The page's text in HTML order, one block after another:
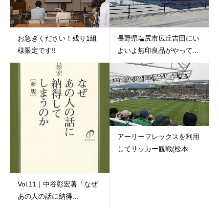
お急ぎください！残り1組
様限定です!!
長野県塩尻市広丘吉田にい
よいよ無印良品がやって...
Vol.11｜中谷彰宏著「なぜ
あの人の話に納得...
アーリーフレックスを利用
してサッカー観戦(松本...